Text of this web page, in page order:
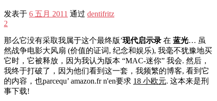
发表于 6 五月 2011 通过 dentifritz
2
那么它没有采取我属于这个最终版’现代启示录 在 蓝光… 虽
然战争电影大风扇 (价值的证词, 纪念和娱乐), 我毫不犹豫地买
它时，它被释放，因为我认为版本 “MAC-迷你” 我会. 然后，
我终于打破了，因为他们看到这一套，我频繁的博客, 看到它
的内容，也parcequ’ amazon.fr n'en要求 18 小欧元. 这本来是刑
事下载!